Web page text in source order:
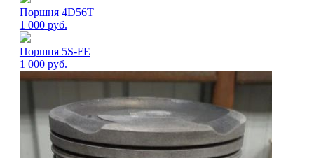
Поршня 4D56T
1 000 руб.
Поршня 5S-FE
1 000 руб.